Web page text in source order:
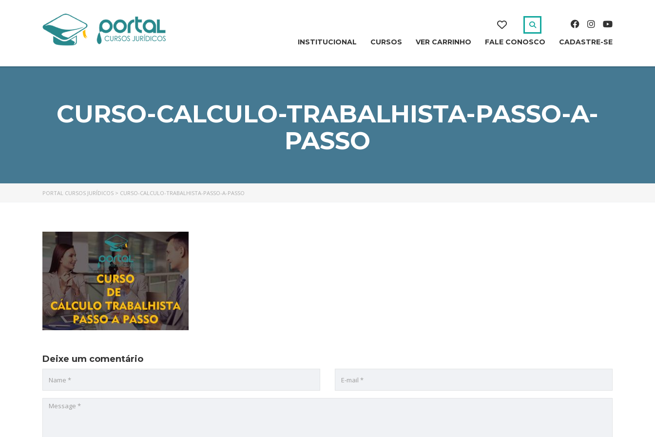
INSTITUCIONAL CURSOS VER CARRINHO FALE CONOSCO CADASTRE-SE
CURSO-CALCULO-TRABALHISTA-PASSO-A-
PASSO
PORTAL CURSOS JURÍDICOS > CURSO-CALCULO-TRABALHISTA-PASSO-A-PASSO
Deixe um comentário